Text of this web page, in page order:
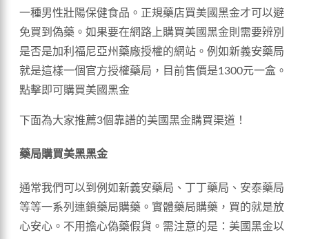
一種男性壯陽保健食品。正規藥店買美國黑金才可以避
免買到偽藥。如果要在網路上購買美國黑金則需要辨別
是否是加利福尼亞州藥廠授權的網站。例如新義安藥局
就是這樣一個官方授權藥局，目前售價是1300元一盒。
點擊即可購買美國黑金
下面為大家推薦3個靠譜的美國黑金購買渠道！
藥局購買美黑黑金
通常我們可以到例如新義安藥局、丁丁藥局、安泰藥局
等等一系列連鎖藥局購藥。實體藥局購藥，買的就是放
心安心。不用擔心偽藥假貨。需注意的是：美國黑金以